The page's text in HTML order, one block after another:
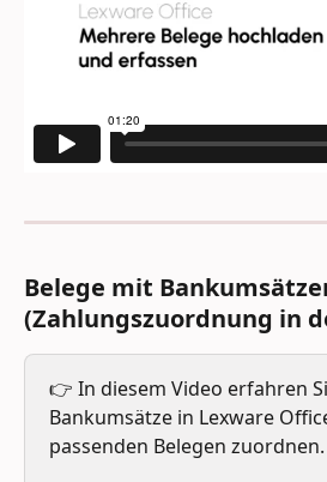
Belege mit
(Zahlungszuordnung in
👉 In diesem Video erfahren
Bankumsätze in Lexware
passenden Belegen zuordnen.